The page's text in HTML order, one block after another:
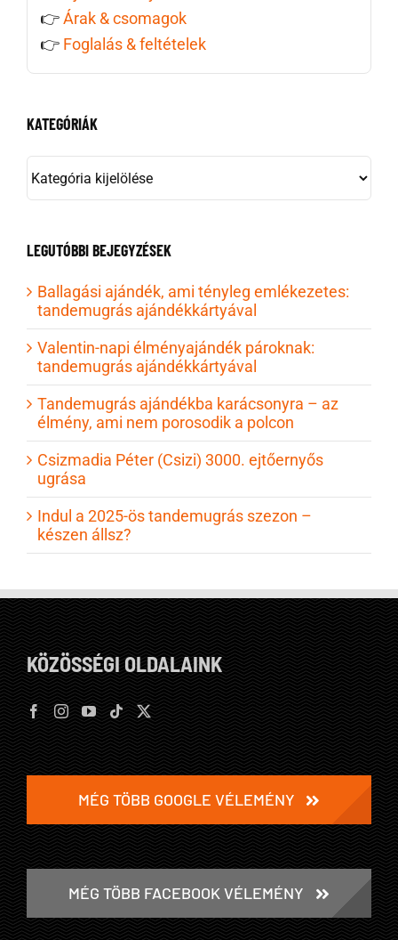
👉Árak & csomagok
👉 Foglalás & feltételek
KATEGÓRIÁK
KATEGÓRIÁK
LEGUTÓBBI BEJEGYZÉSEK
Ballagási ajándék, ami tényleg emlékezetes:
tandemugrás ajándékkártyával
Valentin-napi élményajándék pároknak:
tandemugrás ajándékkártyával
Tandemugrás ajándékba karácsonyra – az
élmény, ami nem porosodik a polcon
Csizmadia Péter (Csizi) 3000. ejtőernyős
ugrása
Indul a 2025-ös tandemugrás szezon –
készen állsz?
KÖZÖSSÉGI OLDALAINK
MÉG TÖBB GOOGLE VÉLEMÉNY
MÉG TÖBB FACEBOOK VÉLEMÉNY